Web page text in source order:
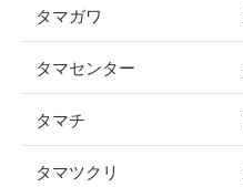
タマガワ
タマセンター
タマチ
タマツクリ